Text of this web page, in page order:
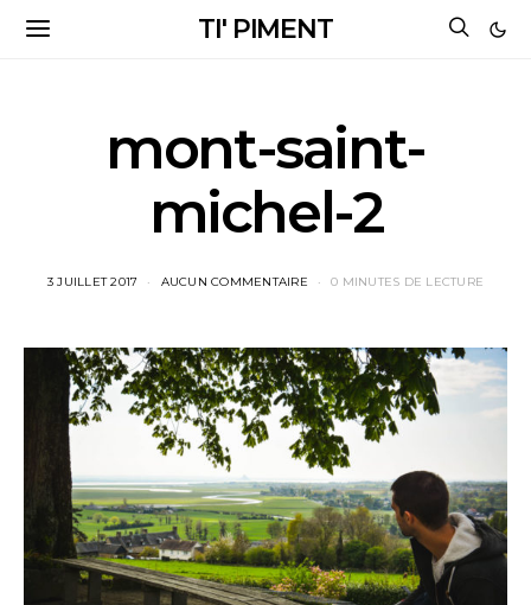
TI' PIMENT
mont-saint-
michel-2
3 JUILLET 2017 AUCUN COMMENTAIRE 0 MINUTES DE LECTURE